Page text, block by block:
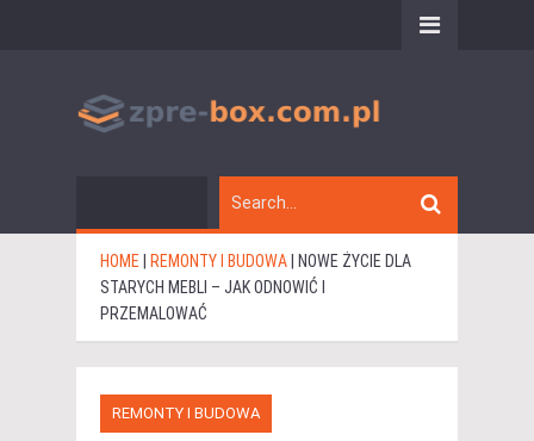
HOME REMONTY I BUDOWA
NOWE ŻYCIE DLA
STARYCH MEBLI – JAK ODNOWIĆ I
PRZEMALOWAĆ
REMONTY I BUDOWA